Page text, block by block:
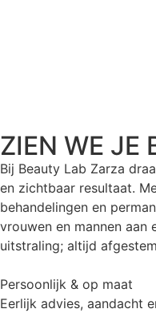
ZIEN WE JE
Bij Beauty Lab Zarza
en zichtbaar resultaat.
behandelingen en
vrouwen en mannen aan
uitstraling; altijd
Persoonlijk & op maat
Eerlijk advies, aandacht